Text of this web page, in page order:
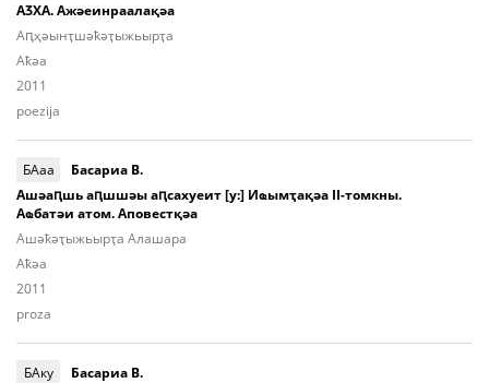
АӠХА. Ажәеинраалақәа
Aԥ­ҳәынҭ­шәҟәҭы­жьыр­ҭа
Aҟәа
2011
poezija
БАаа
Басариа В.
Ашәаԥшь аԥшшәы аԥсахуеит [у:] Иҩымҭақәа II-томкны.
Аҩбатәи атом. Аповестқәа
Ашә­ҟәҭы­жьыр­ҭа Алашара
Aҟәа
2011
proza
БАку
Басариа В.